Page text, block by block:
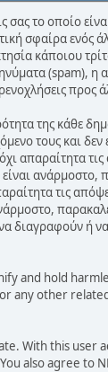
το οποίο
σφαίρα ενός
κάποιου
(spam),
προς
της κάθε
τους και
απαραίτητα
ανάρμοστο,
τις
διαγραφούν ή
and hold
any other
With this
also agree to